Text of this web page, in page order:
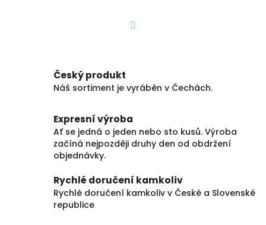
Český produkt
Náš sortiment je vyráběn v Čechách.
Expresní výroba
Ať se jedná o jeden nebo sto kusů. Výroba
začíná nejpozději druhy den od obdržení
objednávky.
Rychlé doručení kamkoliv
Rychlé doručení kamkoliv v České a Slovenské
republice